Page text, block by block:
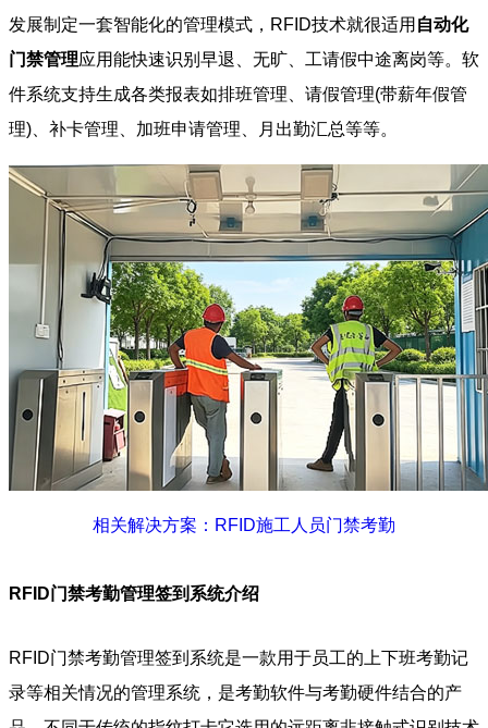
发展制定一套智能化的管理模式，RFID技术就很适用 自动化
门禁管理应用能快速识别早退、无旷、工请假中途离岗等。软
件系统支持生成各类报表如排班管理、请假管理(带薪年假管
理)、补卡管理、加班申请管理、月出勤汇总等等。
相关解决方案：RFID施工人员门禁考勤
RFID门禁考勤管理签到系统介绍
RFID门禁考勤管理签到系统是一款用于员工的上下班考勤记
录等相关情况的管理系统，是考勤软件与考勤硬件结合的产